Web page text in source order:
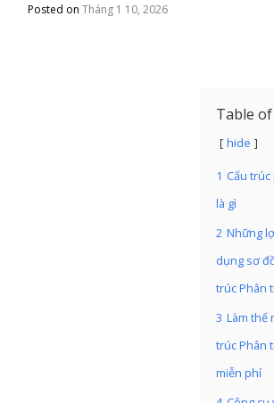
Posted onTháng 1 10, 2026
Table
hide
1 Cấu
là gì
2 Những
dụng sơ
trúc Phân
3 Làm thế
trúc Phân
miễn phí